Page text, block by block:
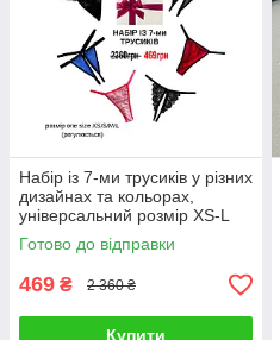
Набір із 7-ми трусиків у різних
дизайнах та кольорах,
універсальний розмір XS-L
Готово до відправки
469 ₴ 2 360 ₴
Купити